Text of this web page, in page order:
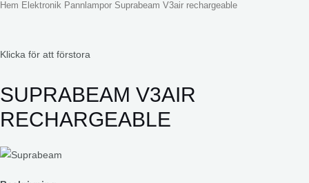
Hem Elektronik Pannlampor Suprabeam V3air rechargeable
Klicka för att förstora
SUPRABEAM V3AIR
RECHARGEABLE